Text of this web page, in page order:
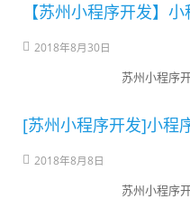
【苏州小程序开发】
2018年8月30日
苏州小程序
[苏州小程序开发]小程
2018年8月8日
苏州小程序